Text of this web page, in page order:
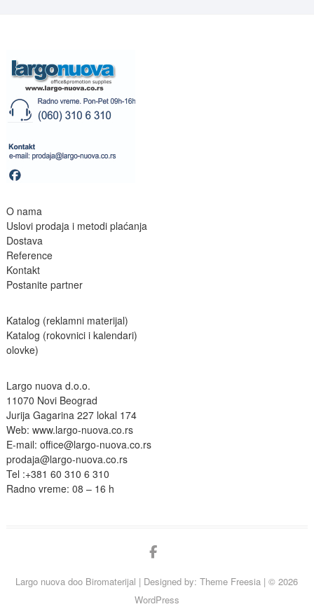
O nama
Uslovi prodaja i metodi plaćanja
Dostava
Reference
Kontakt
Postanite partner
Katalog (reklamni materijal)
Katalog (rokovnici i kalendari)
olovke)
Largo nuova d.o.o.
11070 Novi Beograd
Jurija Gagarina 227 lokal 174
Web: www.largo-nuova.co.rs
E-mail: office@largo-nuova.co.rs
prodaja@largo-nuova.co.rs
Tel :+381 60 310 6 310
Radno vreme: 08 – 16 h
facebook
Largo nuova doo Biromaterijal | Designed by:Theme Freesia | © 2026
WordPress